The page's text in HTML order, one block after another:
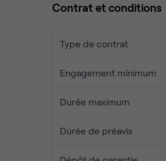
Contrat et conditions
Type de contrat
Engagement minimum
Durée maximum
Durée de préavis